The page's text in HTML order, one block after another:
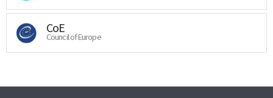
CoE
Council of Europe